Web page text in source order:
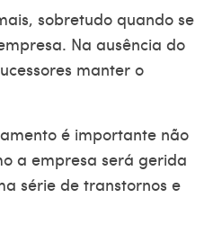
sobretudo quando se
Na ausência do
manter o
é importante não
a empresa será gerida
série de transtornos e